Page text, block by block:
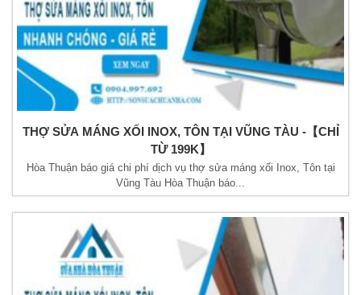
THỢ SỬA MÁNG XỐI INOX, TÔN TẠI VŨNG TÀU -【CHỈ
TỪ 199K】
Hòa Thuận báo giá chi phí dịch vụ thợ sửa máng xối Inox, Tôn tại
Vũng Tàu Hòa Thuận báo...